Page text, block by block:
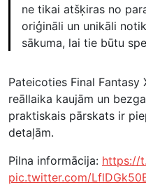
ne tikai atšķiras no
oriģināli un unikāli
sākuma, lai tie būtu
Pateicoties Final Fantasy
reāllaika kaujām un
praktiskais pārskats ir
detaļām.
Pilna informācija: https://
pic.twitter.com/